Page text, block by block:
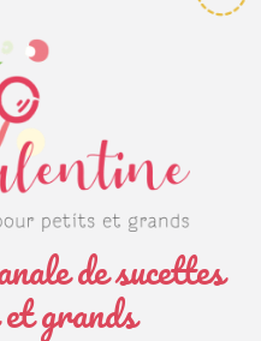
de sucettes
grands